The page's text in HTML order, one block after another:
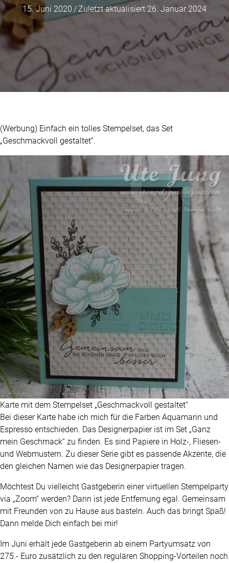
15. Juni 2020 / Zuletzt aktualisiert 26. Januar 2024
(Werbung) Einfach ein tolles Stempelset, das Set
„Geschmackvoll gestaltet“.
Karte mit dem Stempelset „Geschmackvoll gestaltet“
Bei dieser Karte habe ich mich für die Farben Aquamarin und
Espresso entschieden. Das Designerpapier ist im Set „Ganz
mein Geschmack“ zu finden. Es sind Papiere in Holz-, Fliesen-
und Webmustern. Zu dieser Serie gibt es passende Akzente, die
den gleichen Namen wie das Designerpapier tragen.
Möchtest Du vielleicht Gastgeberin einer virtuellen Stempelparty
via „Zoom“ werden? Dann ist jede Entfernung egal. Gemeinsam
mit Freunden von zu Hause aus basteln. Auch das bringt Spaß!
Dann melde Dich einfach bei mir!
Im Juni erhält jede Gastgeberin ab einem Partyumsatz von
275.- Euro zusätzlich zu den regulären Shopping-Vorteilen noch